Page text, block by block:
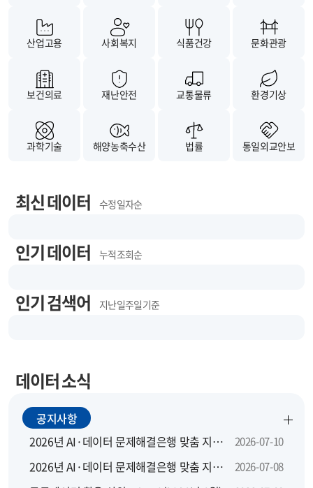
산업고용 사회복지 식품건강 문화관광
보건의료 재난안전 교통물류 환경기상
과학기술 해양농축수산 법률 통일외교안보
최신 데이터 수정 일자순
인기 데이터 누적 조회순
인기 검색어 지난 일주일 기준
데이터 소식
공지사항
2026년 AI·데이터 문제해결은행 맞춤 지원 모집 공고
2026-07-10
2026년 AI·데이터 문제해결은행 맞춤 지원사업 지역별 설명회 2026-07-08